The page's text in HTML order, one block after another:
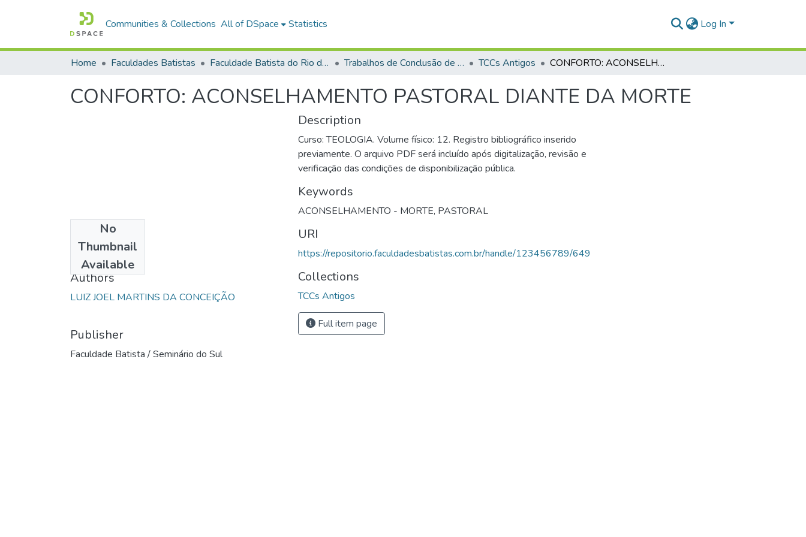
Communities & Collections All of DSpace Statistics Log In
Home Faculdades Batistas Faculdade Batista do Rio de Janeiro (FABAT-RJ) Trabalhos de Conclusão de Curso (TCC) TCCs Antigos CONFORTO: ACONSELHAMENTO PASTORAL DIANTE DA MORTE
CONFORTO: ACONSELHAMENTO PASTORAL DIANTE DA MORTE
No
Thumbnail
Available
1983
Authors
LUIZ JOEL MARTINS DA CONCEIÇÃO
Publisher
Faculdade Batista / Seminário do Sul
Description
Curso: TEOLOGIA. Volume físico: 12. Registro bibliográfico inserido
previamente. O arquivo PDF será incluído após digitalização, revisão e
verificação das condições de disponibilização pública.
Keywords
ACONSELHAMENTO - MORTE, PASTORAL
URI
https://repositorio.faculdadesbatistas.com.br/handle/123456789/649
Collections
TCCs Antigos
Full item page